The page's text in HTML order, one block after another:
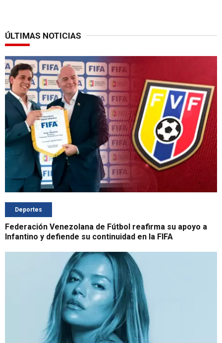
ÚLTIMAS NOTICIAS
Deportes
Federación Venezolana de Fútbol reafirma su apoyo a
Infantino y defiende su continuidad en la FIFA